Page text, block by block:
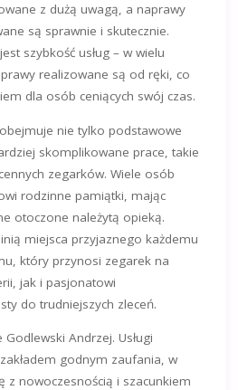
z dużą uwagą, a naprawy
są sprawnie i skutecznie.
szybkość usług – w wielu
realizowane są od ręki, co
dla osób ceniących swój czas.
nie tylko podstawowe
skomplikowane prace, takie
zegarków. Wiele osób
rodzinne pamiątki, mając
otoczone należytą opieką.
miejsca przyjaznego każdemu
który przynosi zegarek na
jak i pasjonatowi
do trudniejszych zleceń.
Andrzej. Usługi
godnym zaufania, w
z nowoczesnością i szacunkiem